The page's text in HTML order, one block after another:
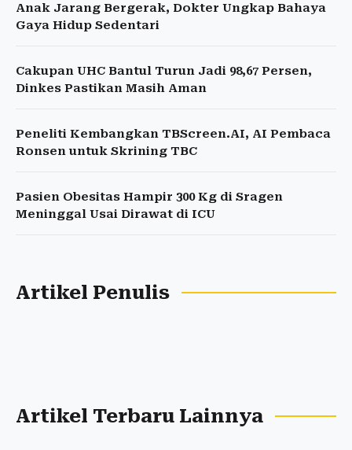
Anak Jarang Bergerak, Dokter Ungkap Bahaya
Gaya Hidup Sedentari
Cakupan UHC Bantul Turun Jadi 98,67 Persen,
Dinkes Pastikan Masih Aman
Peneliti Kembangkan TBScreen.AI, AI Pembaca
Ronsen untuk Skrining TBC
Pasien Obesitas Hampir 300 Kg di Sragen
Meninggal Usai Dirawat di ICU
Artikel Penulis
Artikel Terbaru Lainnya